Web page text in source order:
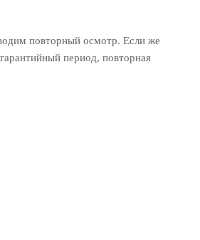
повторный осмотр. Если же
период, повторная